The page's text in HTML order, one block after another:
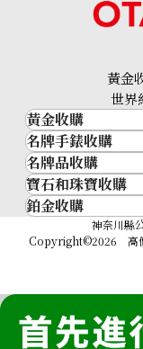
黃金
世界
黃金收購
黃金･金條
金條
金幣及銀幣
過去十年黃金價格
金飾
名牌手錶收購
名牌手錶收購
勞力士 (Rolex)
Patek Philippe
Audemars
名牌品收購
名牌品收購
HERMES
LOUIS
CHANEL
CELINE
FENDI
寶石和珠寶收購
寶石和珠寶
祖母綠
紅寶石
鉑金收購
神奈川縣
Copyright©2026 高